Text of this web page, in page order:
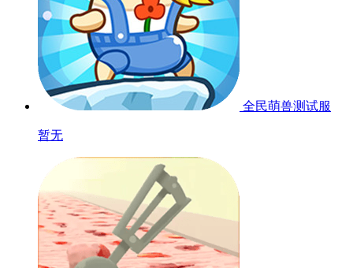
全民萌兽测试服
暂无